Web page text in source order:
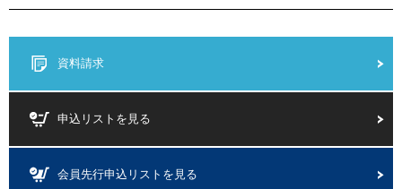
資料請求
申込リストを見る
会員先行申込リストを見る